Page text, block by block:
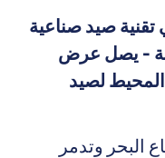
صيد صناعية
يصل عرض
المحيط لصيد
وتدمر